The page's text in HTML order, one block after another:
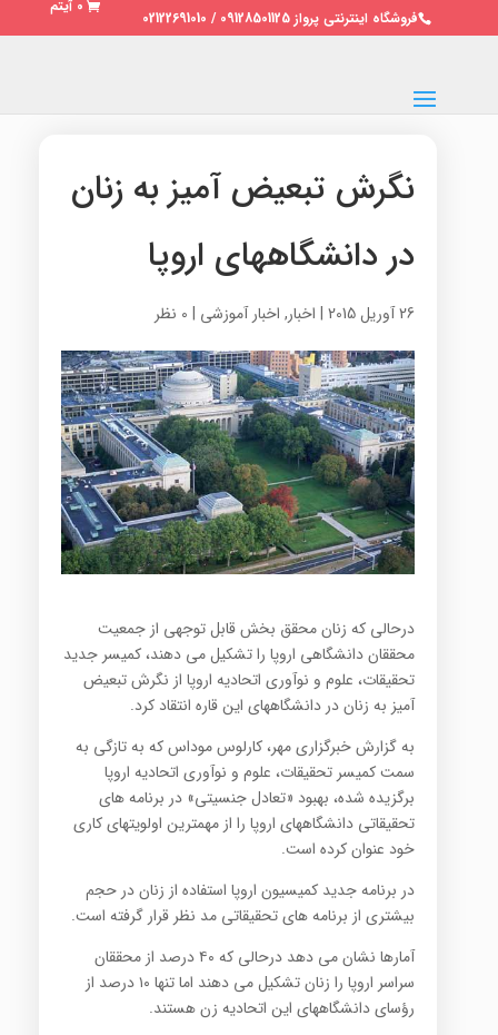
فروشگاه اینترنتی پرواز 09128501125 / 02122691010
0 آیتم
نگرش تبعیض آمیز به زنان
در دانشگاههای اروپا
26 آوریل 2015 | اخبار, اخبار آموزشی | 0 نظر
درحالی که زنان محقق بخش قابل توجهی از جمعیت
محققان دانشگاهی اروپا را تشکیل می دهند، کمیسر جدید
تحقیقات، علوم و نوآوری اتحادیه اروپا از نگرش تبعیض
آمیز به زنان در دانشگاههای این قاره انتقاد کرد.
به گزارش خبرگزاری مهر، کارلوس موداس که به تازگی به
سمت کمیسر تحقیقات، علوم و نوآوری اتحادیه اروپا
برگزیده شده، بهبود «تعادل جنسیتی» در برنامه های
تحقیقاتی دانشگاههای اروپا را از مهمترین اولویتهای کاری
خود عنوان کرده است.
در برنامه جدید کمیسیون اروپا استفاده از زنان در حجم
بیشتری از برنامه های تحقیقاتی مد نظر قرار گرفته است.
آمارها نشان می دهد درحالی که ۴۰ درصد از محققان
سراسر اروپا را زنان تشکیل می دهند اما تنها ۱۰ درصد از
رؤسای دانشگاههای این اتحادیه زن هستند.